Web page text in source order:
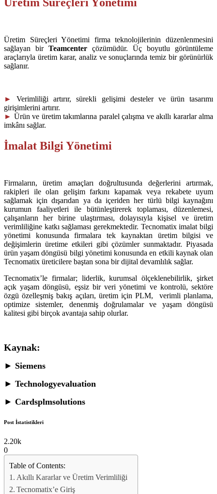
Üretim Süreçleri Yönetimi firma teknolojilerinin düzenlenmesini
sağlayan bir Teamcenter çözümüdür. Üç boyutlu görüntüleme
araçlarıyla üretim karar, analiz ve sonuçlarında temiz bir görünürlük
sağlanır.
►
Verimliliği artırır, sürekli gelişimi desteler ve ürün tasarımı
girişimlerini artırır.
► Ürün ve üretim takımlarına paralel çalışma ve akıllı kararlar alma
imkânı sağlar.
İmalat Bilgi Yönetimi
Firmaların, üretim amaçları doğrultusunda değerlerini artırmak,
rakipleri ile olan gelişim farkını kapamak veya rekabete uyum
sağlamak için dışarıdan ya da içeriden her türlü bilgi kaynağını
kurumun faaliyetleri ile bütünleştirerek toplaması, düzenlemesi,
çalışanların her birine ulaştırması, dolayısıyla kişisel ve üretim
verimliliğine katkı sağlaması gerekmektedir. Tecnomatix imalat bilgi
yönetimi konusunda firmalara tek kaynaktan üretim bilgisi ve
değişimlerin üretime etkileri gibi çözümler sunmaktadır. Piyasada
ürün yaşam döngüsü bilgi yönetimi konusunda en etkili kaynak olan
Tecnomatix üreticilere baştan sona bir dijital devamlılık sağlar.
Tecnomatix’le firmalar; liderlik, kurumsal ölçeklenebilirlik, şirket
açık yaşam döngüsü, eşsiz bir veri yönetimi ve kontrolü, sektöre
özgü özelleşmiş bakış açıları, üretim için PLM, verimli planlama,
optimize sistemler, denenmiş doğrulamalar ve yaşam döngüsü
kalitesi gibi birçok avantaja sahip olurlar.
Kaynak:
► Siemens
► Technologyevaluation
► Cardsplmsolutions
Post İstatistikleri
2.20k
0
Table of Contents:
Akıllı Kararlar ve Üretim Verimliliği
Tecnomatix’e Giriş